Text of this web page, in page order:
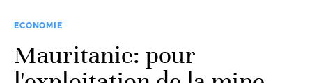
ECONOMIE
Mauritanie: pour